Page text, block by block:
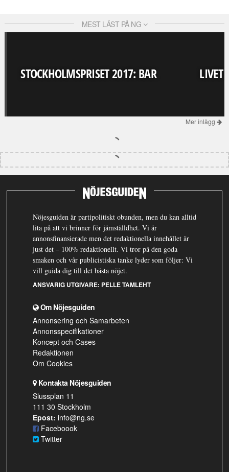
MEST LÄST PÅ NG
STOCKHOLMSPRISET 2017: BAR LIVET
Mer inlägg
Nöjesguiden är partipolitiskt obunden, men du kan alltid
lita på att vi brinner för jämställdhet. Vi är
annonsfinansierade men det redaktionella innehållet är
just det – 100% redaktionellt. Vi tror på den goda
smaken och vår publicistiska tanke lyder som följer: Vi
vill guida dig till det bästa nöjet.
ANSVARIG UTGIVARE: PELLE TAMLEHT
Om Nöjesguiden
Annonsering och Samarbeten
Annonsspecifikationer
Koncept och Cases
Redaktionen
Om Cookies
Kontakta Nöjesguiden
Slussplan 11
111 30 Stockholm
Epost: info@ng.se
Faceboook
Twitter